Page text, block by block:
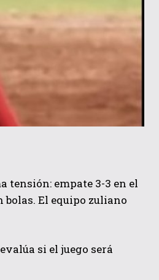
tensión: empate 3-3 en el
bolas. El equipo zuliano
si el juego será